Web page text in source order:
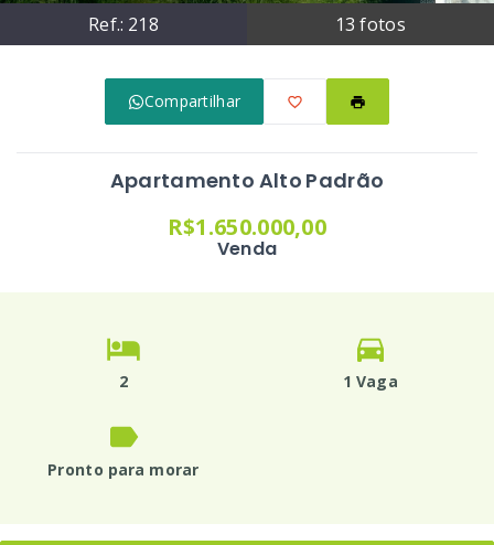
Ref.: 218 13 fotos
Compartilhar
Apartamento Alto Padrão
R$1.650.000,00
Venda
2 1 Vaga
Pronto para morar